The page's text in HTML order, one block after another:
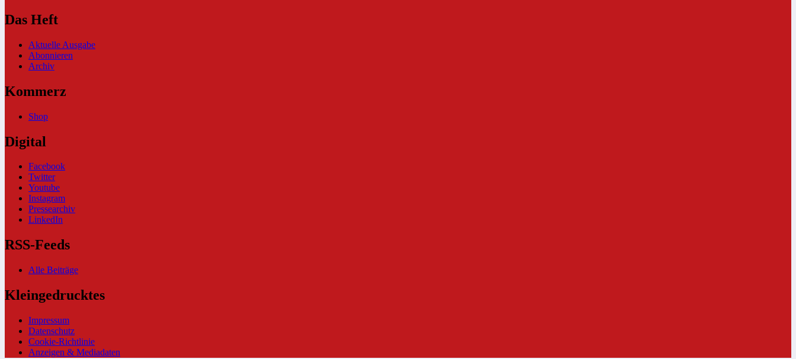
Das Heft
Aktuelle Ausgabe
Abonnieren
Archiv
Kommerz
Shop
Digital
Facebook
Twitter
Youtube
Instagram
Pressearchiv
LinkedIn
RSS-Feeds
Alle Beiträge
Kleingedrucktes
Impressum
Datenschutz
Cookie-Richtlinie
Anzeigen & Mediadaten